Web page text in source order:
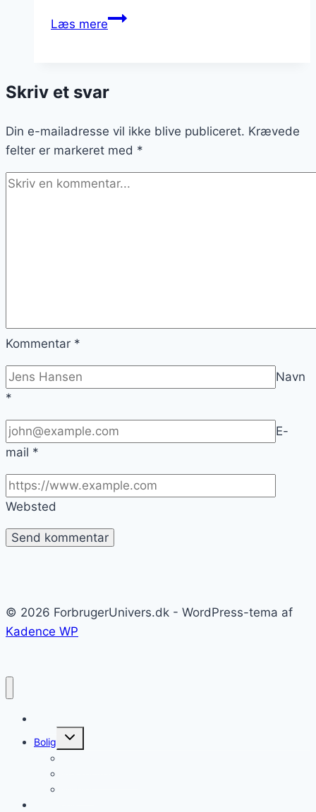
Læs mereInternethandlen
Skriv et svar
Din e-mailadresse vil ikke blive publiceret. Krævede
felter er markeret med *
Kommentar *
Navn
*
E-
mail *
Websted
© 2026 ForbrugerUnivers.dk - WordPress-tema af
Kadence WP
Bolig
Skift